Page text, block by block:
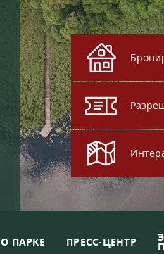
О ПАРКЕ ПРЕСС-ЦЕНТР